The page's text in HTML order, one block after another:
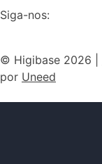
Siga-nos:
© Higibase 2026 |
por Uneed